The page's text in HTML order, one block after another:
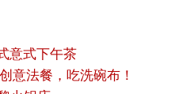
意式下午茶
意法餐，吃洗碗布！